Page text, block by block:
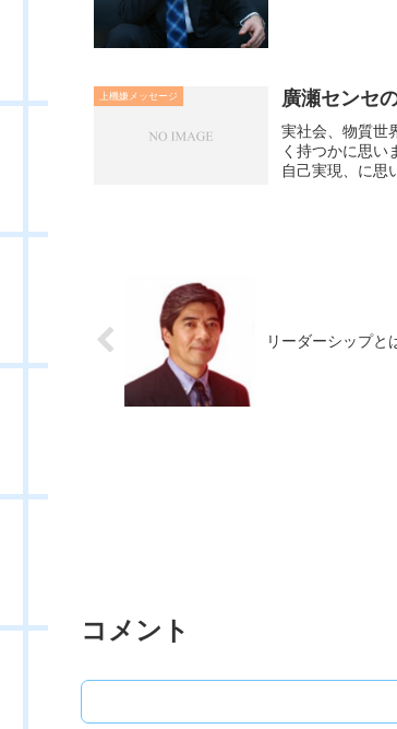
上機嫌メッセージ 廣瀬センセ
実社会、物質世
く持つかに思い
自己実現、に思
リーダーシップと
コメント